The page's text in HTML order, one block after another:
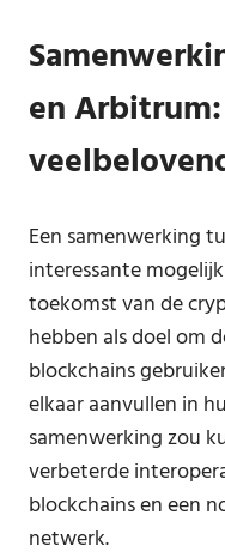
en
Een samenwerking
interessante
toekomst van de
hebben als doel om
blockchains
elkaar aanvullen in
samenwerking zou
verbeterde
blockchains en een
netwerk.